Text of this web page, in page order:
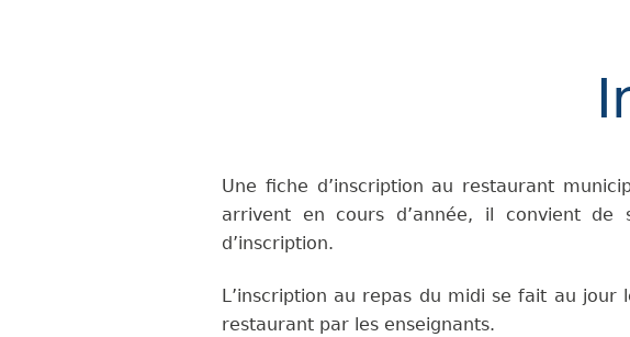
Une fiche d’inscription au restaurant
arrivent en cours d’année, il convient
d’inscription.
L’inscription au repas du midi se fait au
restaurant par les enseignants.